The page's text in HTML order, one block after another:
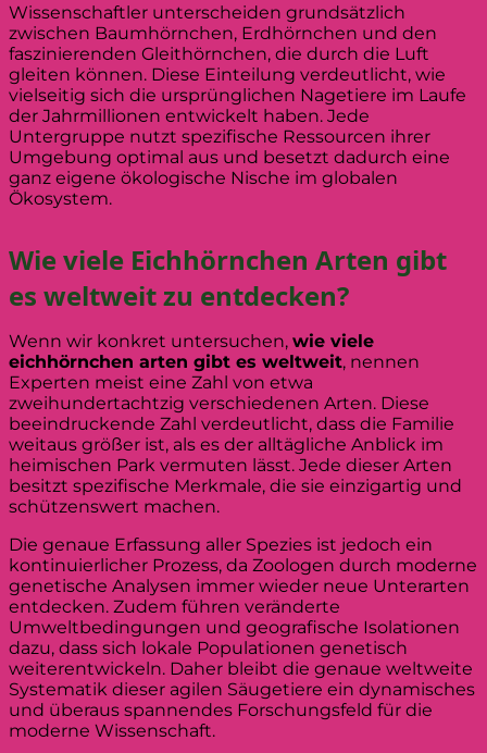
Wissenschaftler unterscheiden grundsätzlich
zwischen Baumhörnchen, Erdhörnchen und den
faszinierenden Gleithörnchen, die durch die Luft
gleiten können. Diese Einteilung verdeutlicht, wie
vielseitig sich die ursprünglichen Nagetiere im Laufe
der Jahrmillionen entwickelt haben. Jede
Untergruppe nutzt spezifische Ressourcen ihrer
Umgebung optimal aus und besetzt dadurch eine
ganz eigene ökologische Nische im globalen
Ökosystem.
Wie viele Eichhörnchen Arten gibt
es weltweit zu entdecken?
Wenn wir konkret untersuchen, wie viele
eichhörnchen arten gibt es weltweit, nennen
Experten meist eine Zahl von etwa
zweihundertachtzig verschiedenen Arten. Diese
beeindruckende Zahl verdeutlicht, dass die Familie
weitaus größer ist, als es der alltägliche Anblick im
heimischen Park vermuten lässt. Jede dieser Arten
besitzt spezifische Merkmale, die sie einzigartig und
schützenswert machen.
Die genaue Erfassung aller Spezies ist jedoch ein
kontinuierlicher Prozess, da Zoologen durch moderne
genetische Analysen immer wieder neue Unterarten
entdecken. Zudem führen veränderte
Umweltbedingungen und geografische Isolationen
dazu, dass sich lokale Populationen genetisch
weiterentwickeln. Daher bleibt die genaue weltweite
Systematik dieser agilen Säugetiere ein dynamisches
und überaus spannendes Forschungsfeld für die
moderne Wissenschaft.